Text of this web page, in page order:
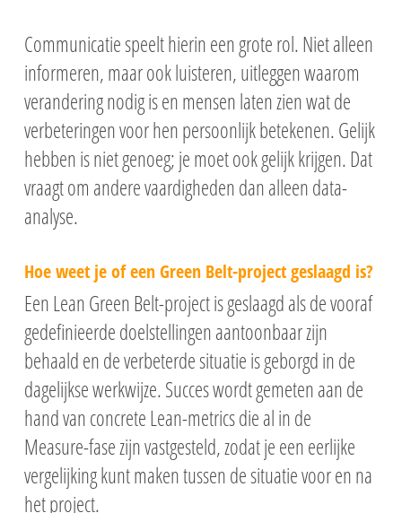
Communicatie speelt hierin een grote rol. Niet alleen
informeren, maar ook luisteren, uitleggen waarom
verandering nodig is en mensen laten zien wat de
verbeteringen voor hen persoonlijk betekenen. Gelijk
hebben is niet genoeg; je moet ook gelijk krijgen. Dat
vraagt om andere vaardigheden dan alleen data-
analyse.
Hoe weet je of een Green Belt-project geslaagd is?
Een Lean Green Belt-project is geslaagd als de vooraf
gedefinieerde doelstellingen aantoonbaar zijn
behaald en de verbeterde situatie is geborgd in de
dagelijkse werkwijze. Succes wordt gemeten aan de
hand van concrete Lean-metrics die al in de
Measure-fase zijn vastgesteld, zodat je een eerlijke
vergelijking kunt maken tussen de situatie voor en na
het project.